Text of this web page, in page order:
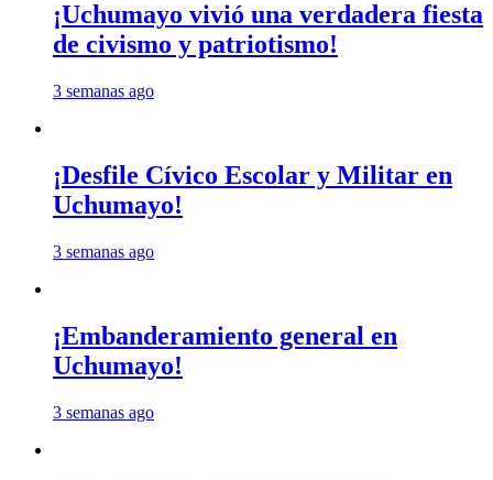
¡Uchumayo vivió una verdadera fiesta
de civismo y patriotismo!
3 semanas ago
¡Desfile Cívico Escolar y Militar en
Uchumayo!
3 semanas ago
¡Embanderamiento general en
Uchumayo!
3 semanas ago